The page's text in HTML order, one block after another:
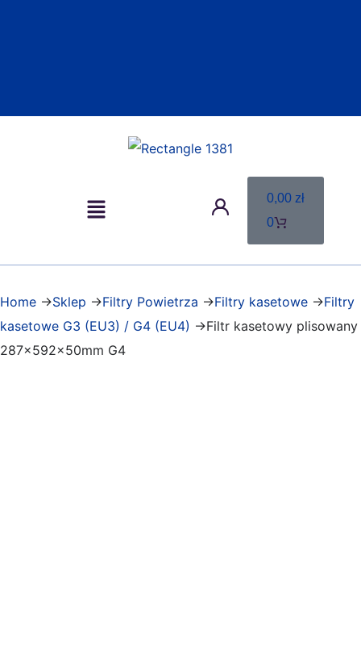
0,00 zł
0
Home ->Sklep ->Filtry Powietrza ->Filtry kasetowe ->Filtry
kasetowe G3 (EU3) / G4 (EU4) ->Filtr kasetowy plisowany
287x592x50mm G4